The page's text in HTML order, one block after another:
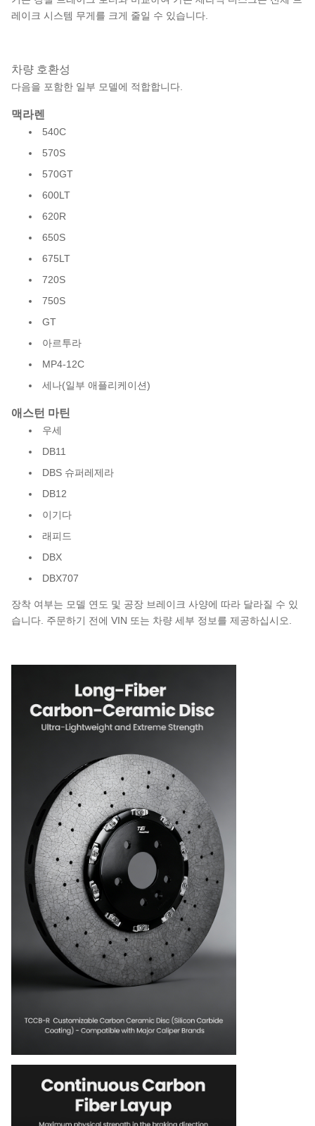
레이크 시스템 무게를 크게 줄일 수 있습니다.
차량 호환성
다음을 포함한 일부 모델에 적합합니다.
맥라렌
540C
570S
570GT
600LT
620R
650S
675LT
720S
750S
GT
아르투라
MP4-12C
세나(일부 애플리케이션)
애스턴 마틴
우세
DB11
DBS 슈퍼레제라
DB12
이기다
래피드
DBX
DBX707
장착 여부는 모델 연도 및 공장 브레이크 사양에 따라 달라질 수 있
습니다. 주문하기 전에 VIN 또는 차량 세부 정보를 제공하십시오.